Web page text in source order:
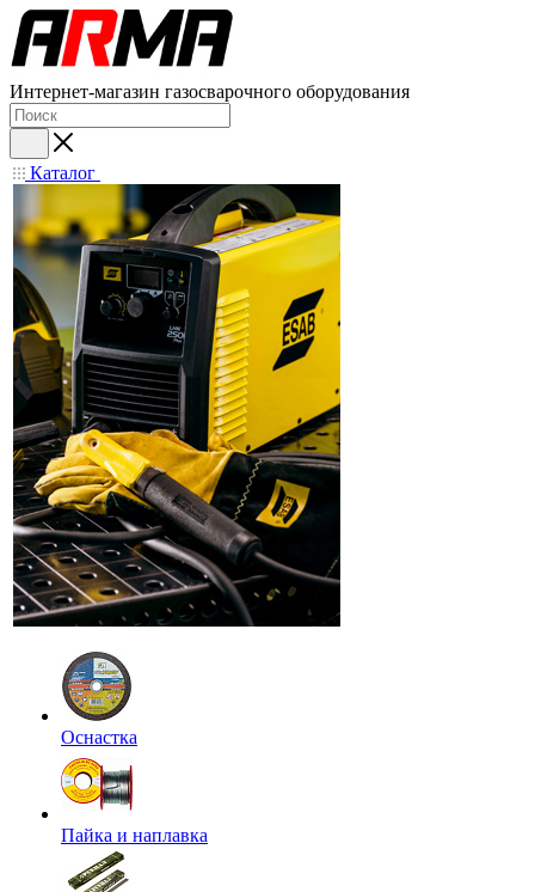
Интернет-магазин газосварочного оборудования
Каталог
Оснастка
Пайка и наплавка